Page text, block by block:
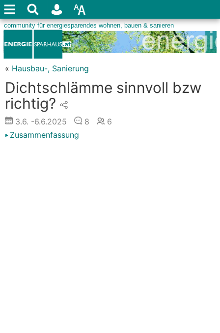
« Hausbau-, Sanierung
Dichtschlämme sinnvoll bzw
richtig?
3.6. -6.6.2025 8
6
Zusammenfassung